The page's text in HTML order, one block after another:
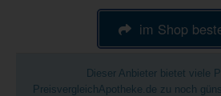
im Shop
Dieser Anbieter bietet viele
PreisvergleichApotheke.de zu noch